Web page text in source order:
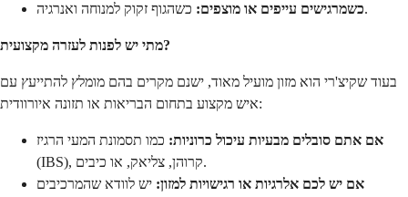
כשמרגישים עייפים או מוצפים:כשהגוף זקוק למנוחה ואנרגיה.
מתי יש לפנות לעזרה מקצועית?
בעוד שקיצ'רי הוא מזון מועיל מאוד, ישנם מקרים בהם מומלץ להתייעץ עם
איש מקצוע בתחום הבריאות או תזונה איורוודית:
אם אתם סובלים מבעיות עיכול כרוניות: כמו תסמונת המעי הרגיז
(IBS), קרוהן, צליאק, או כיבים.
אם יש לכם אלרגיות או רגישויות למזון: יש לוודא שהמרכיבים